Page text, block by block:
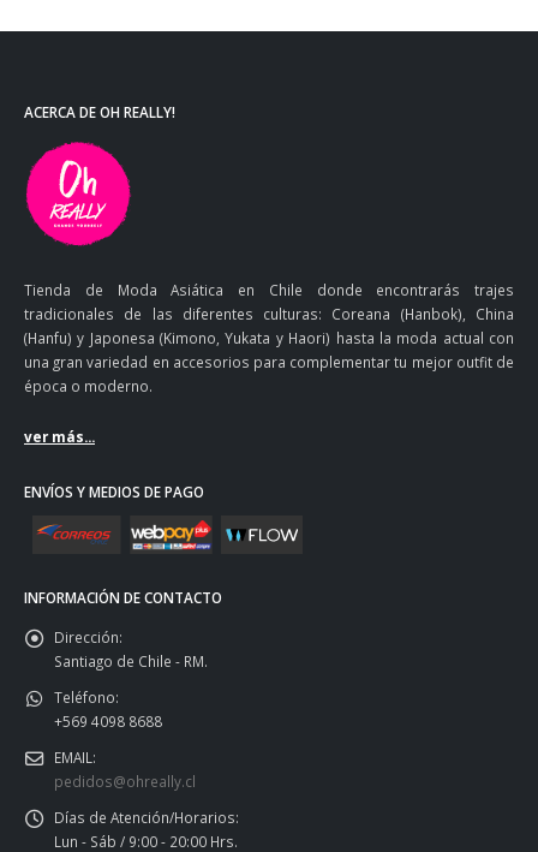
ACERCA DE OH REALLY!
Tienda de Moda Asiática en Chile donde encontrarás trajes
tradicionales de las diferentes culturas: Coreana (Hanbok), China
(Hanfu) y Japonesa (Kimono, Yukata y Haori) hasta la moda actual con
una gran variedad en accesorios para complementar tu mejor outfit de
época o moderno.
ver más...
ENVÍOS Y MEDIOS DE PAGO
INFORMACIÓN DE CONTACTO
Dirección:
Santiago de Chile - RM.
Teléfono:
+569 4098 8688
EMAIL:
pedidos@ohreally.cl
Días de Atención/Horarios:
Lun - Sáb / 9:00 - 20:00 Hrs.